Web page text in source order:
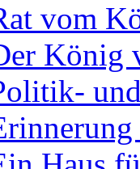
vom
König